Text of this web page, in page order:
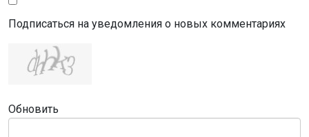
Подписаться на уведомления о новых комментариях
Обновить